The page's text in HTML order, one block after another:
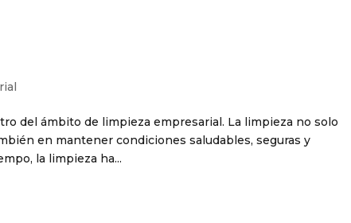
del ámbito de limpieza empresarial. La limpieza no solo
en mantener condiciones saludables, seguras y
la limpieza ha...